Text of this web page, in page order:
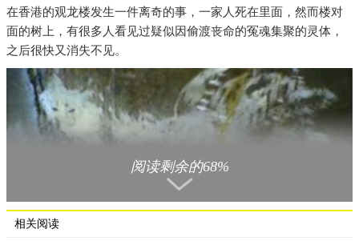
在香港的观龙楼发生一件离奇的事，一家人死在里面，然而楼对
面的树上，有很多人看见过疑似因偷渡丧命的冤魂集聚的灵体，
之后很快又消失不见。
阅读剩余的68%
相关阅读